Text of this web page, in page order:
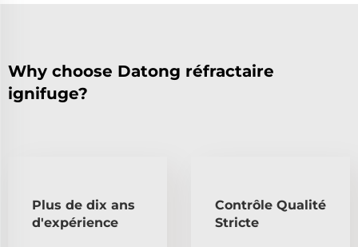
Why choose Datong réfractaire
ignifuge?
Plus de dix ans
d'expérience
Contrôle Qualité
Stricte